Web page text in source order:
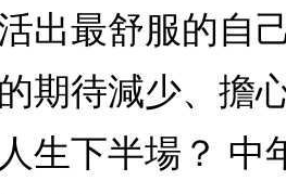
出最舒服的自
期待減少、
生下半場？ 中